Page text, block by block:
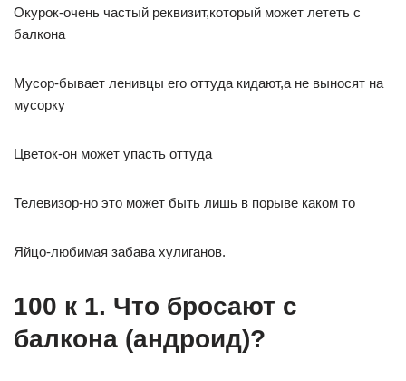
Окурок-очень частый реквизит,который может лететь с
балкона
Мусор-бывает ленивцы его оттуда кидают,а не выносят на
мусорку
Цветок-он может упасть оттуда
Телевизор-но это может быть лишь в порыве каком то
Яйцо-любимая забава хулиганов.
100 к 1. Что бросают с
балкона (андроид)?